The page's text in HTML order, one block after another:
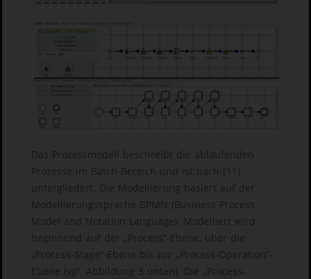
Das Prozessmodell beschreibt die ablaufenden
Prozesse im Batch-Bereich und ist nach [11]
untergliedert. Die Modellierung basiert auf der
Modellierungssprache BPMN (Business Process
Model and Notation Language). Modelliert wird
beginnend auf der „Process“-Ebene, über die
„Process-Stage“-Ebene bis zur „Process-Operation“-
Ebene (vgl. Abbildung 3 unten). Die „Process-